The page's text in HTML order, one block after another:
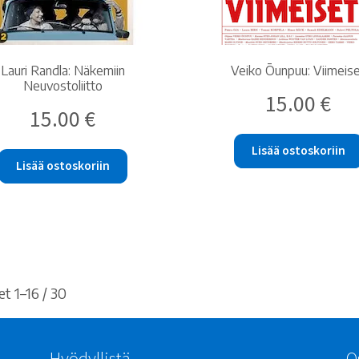
Lauri Randla: Näkemiin
Neuvostoliitto
15.00 €
Lisää ostoskoriin
Veiko Õunpuu:
15.00 €
Lisää ostoskoriin
1–16 / 30Sorted
by